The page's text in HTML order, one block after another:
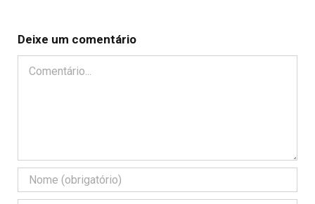
Deixe um comentário
Comentário